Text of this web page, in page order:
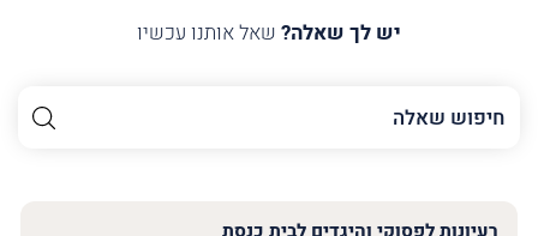
יש לך שאלה? שאל אותנו עכשיו
השם
שלך